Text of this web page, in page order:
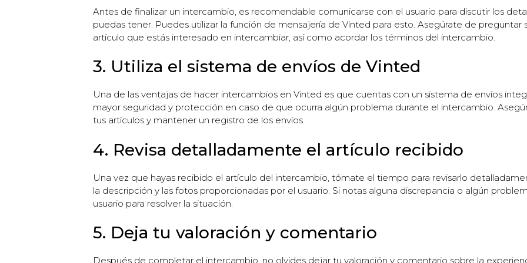
Antes de finalizar un intercambio, es recomendable comunicarse con el usuario para discutir los
puedas tener. Puedes utilizar la función de mensajería de Vinted para esto. Asegúrate de preguntar
artículo que estás interesado en intercambiar, así como acordar los términos del intercambio.
3. Utiliza el sistema de envíos de Vinted
Una de las ventajas de hacer intercambios en Vinted es que cuentas con un sistema de envíos
mayor seguridad y protección en caso de que ocurra algún problema durante el intercambio.
tus artículos y mantener un registro de los envíos.
4. Revisa detalladamente el artículo recibido
Una vez que hayas recibido el artículo del intercambio, tómate el tiempo para revisarlo
la descripción y las fotos proporcionadas por el usuario. Si notas alguna discrepancia o algún
usuario para resolver la situación.
5. Deja tu valoración y comentario
Después de completar el intercambio, no olvides dejar tu valoración y comentario sobre la